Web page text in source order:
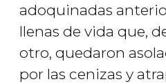
adoquinadas
llenas de vida que,
otro, quedaron
por las cenizas y